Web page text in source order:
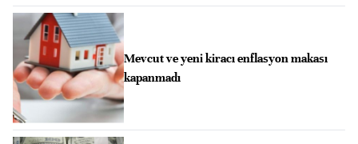
Mevcut ve yeni kiracı enflasyon makası
kapanmadı